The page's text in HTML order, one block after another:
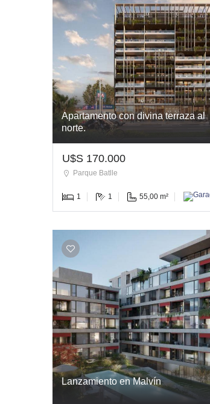
Apartamento con divina terraza al
norte.
U$S 170.000
Parque Batlle
1 1 55,00 m²
Lanzamiento en Malvín